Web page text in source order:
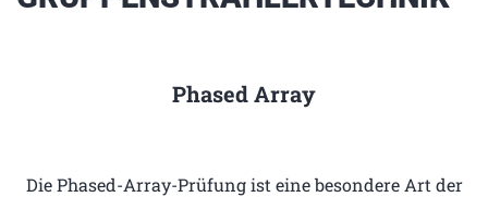
Phased Array
Die Phased-Array-Prüfung ist eine besondere Art der